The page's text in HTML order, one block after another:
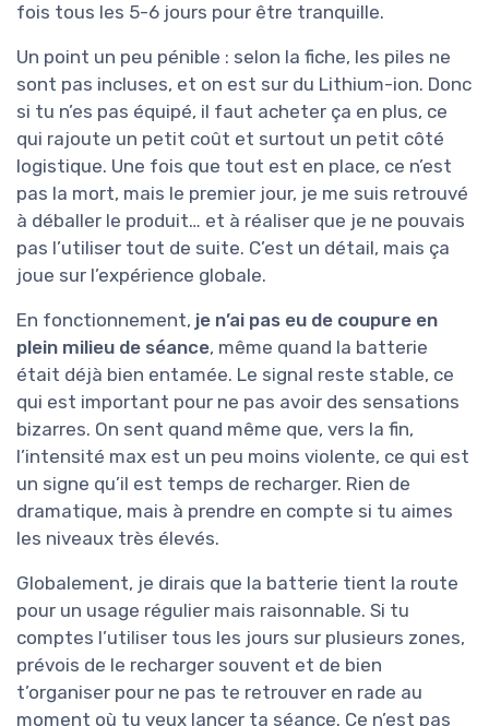
fois tous les 5-6 jours pour être tranquille.
Un point un peu pénible : selon la fiche, les piles ne
sont pas incluses, et on est sur du Lithium-ion. Donc
si tu n’es pas équipé, il faut acheter ça en plus, ce
qui rajoute un petit coût et surtout un petit côté
logistique. Une fois que tout est en place, ce n’est
pas la mort, mais le premier jour, je me suis retrouvé
à déballer le produit… et à réaliser que je ne pouvais
pas l’utiliser tout de suite. C’est un détail, mais ça
joue sur l’expérience globale.
En fonctionnement, je n’ai pas eu de coupure en
plein milieu de séance, même quand la batterie
était déjà bien entamée. Le signal reste stable, ce
qui est important pour ne pas avoir des sensations
bizarres. On sent quand même que, vers la fin,
l’intensité max est un peu moins violente, ce qui est
un signe qu’il est temps de recharger. Rien de
dramatique, mais à prendre en compte si tu aimes
les niveaux très élevés.
Globalement, je dirais que la batterie tient la route
pour un usage régulier mais raisonnable. Si tu
comptes l’utiliser tous les jours sur plusieurs zones,
prévois de le recharger souvent et de bien
t’organiser pour ne pas te retrouver en rade au
moment où tu veux lancer ta séance. Ce n’est pas